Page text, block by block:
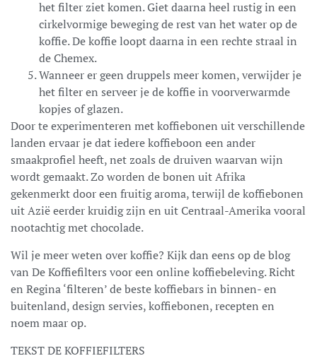
het filter ziet komen. Giet daarna heel rustig in een
cirkelvormige beweging de rest van het water op de
koffie. De koffie loopt daarna in een rechte straal in
de Chemex.
Wanneer er geen druppels meer komen, verwijder je
het filter en serveer je de koffie in voorverwarmde
kopjes of glazen.
Door te experimenteren met koffiebonen uit verschillende
landen ervaar je dat iedere koffieboon een ander
smaakprofiel heeft, net zoals de druiven waarvan wijn
wordt gemaakt. Zo worden de bonen uit Afrika
gekenmerkt door een fruitig aroma, terwijl de koffiebonen
uit Azië eerder kruidig zijn en uit Centraal-Amerika vooral
nootachtig met chocolade.
Wil je meer weten over koffie? Kijk dan eens op de blog
van De Koffiefilters voor een online koffiebeleving. Richt
en Regina ‘filteren’ de beste koffiebars in binnen- en
buitenland, design servies, koffiebonen, recepten en
noem maar op.
TEKST DE KOFFIEFILTERS